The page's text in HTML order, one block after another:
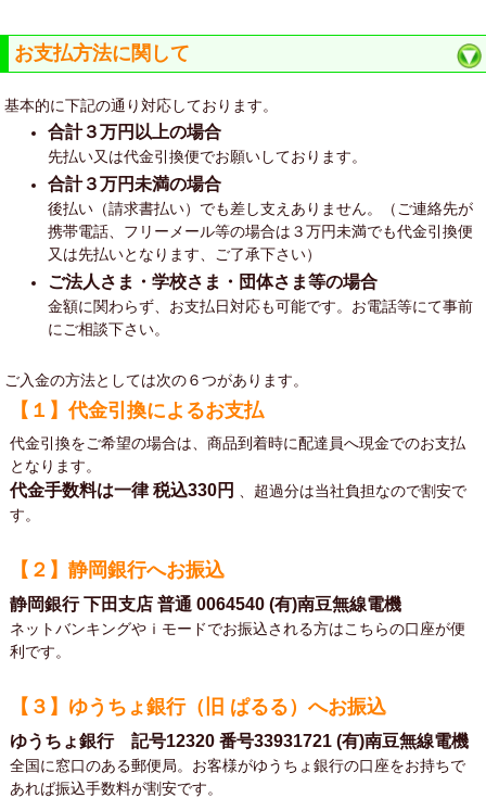
お支払方法に関して
基本的に下記の通り対応しております。
合計３万円以上の場合
先払い又は代金引換便でお願いしております。
合計３万円未満の場合
後払い（請求書払い）でも差し支えありません。（ご連絡先が
携帯電話、フリーメール等の場合は３万円未満でも代金引換便
又は先払いとなります、ご了承下さい）
ご法人さま・学校さま・団体さま等の場合
金額に関わらず、お支払日対応も可能です。お電話等にて事前
にご相談下さい。
ご入金の方法としては次の６つがあります。
【１】代金引換によるお支払
代金引換をご希望の場合は、商品到着時に配達員へ現金でのお支払
となります。
代金手数料は一律税込330円
、超過分は当社負担なので割安で
す。
【２】静岡銀行へお振込
静岡銀行 下田支店 普通 0064540 (有)南豆無線電機
ネットバンキングやｉモードでお振込される方はこちらの口座が便
利です。
【３】ゆうちょ銀行（旧 ぱるる）へお振込
ゆうちょ銀行 記号12320 番号33931721 (有)南豆無線電機
全国に窓口のある郵便局。お客様がゆうちょ銀行の口座をお持ちで
あれば振込手数料が割安です。